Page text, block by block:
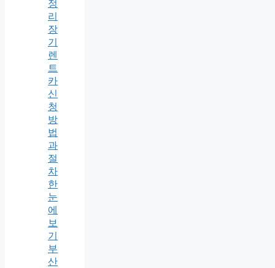
정
리
장
기
렌
트
카
신
청
방
법
과
절
차
한
눈
에
보
기
부
산